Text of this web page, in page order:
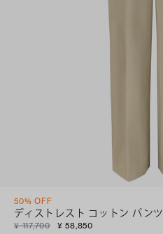
50% OFF
ディストレスト コットン パンツ
¥ 117,700
¥ 58,850